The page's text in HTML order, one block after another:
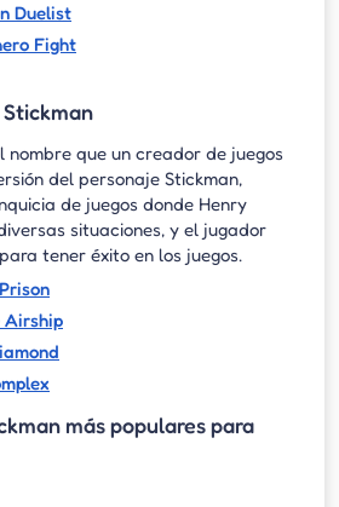
Duelist
Fight
nombre que un creador de juegos
del personaje Stickman,
de juegos donde Henry
situaciones, y el jugador
tener éxito en los juegos.
más populares para